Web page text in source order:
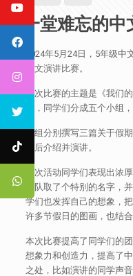
一堂难忘的中
2024年5月24日，5年级
中文演讲比赛。
此次比赛的主题是《我们
期，同学们分成五个小组，
每组分别撰写三篇关于假
最后介绍并演讲。
此次活动同学们表现出浓
小队取了个特别的名字，
学们也发挥自己的想象，
许多节假日的图画，也结
本次比赛提高了同学们的
想象力和创造力，提高了
之处，比如演讲的同学声